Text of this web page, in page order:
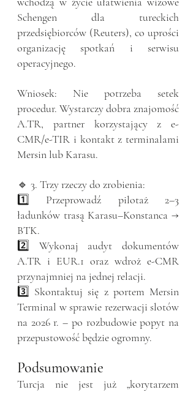
Schengen dla tureckich
przedsiębiorców (Reuters), co uprości
organizację spotkań i serwisu
operacyjnego.
Wniosek: Nie potrzeba setek
procedur. Wystarczy dobra znajomość
A.TR, partner korzystający z e-
CMR/e-TIR i kontakt z terminalami
Mersin lub Karasu.
🔹 3. Trzy rzeczy do zrobienia:
1️⃣ Przeprowadź pilotaż 2–3
ładunków trasą Karasu–Konstanca →
BTK.
2️⃣ Wykonaj audyt dokumentów
A.TR i EUR.1 oraz wdroż e-CMR
przynajmniej na jednej relacji.
3️⃣ Skontaktuj się z portem Mersin
Terminal w sprawie rezerwacji slotów
na 2026 r. – po rozbudowie popyt na
przepustowość będzie ogromny.
Podsumowanie
Turcja nie jest już „korytarzem